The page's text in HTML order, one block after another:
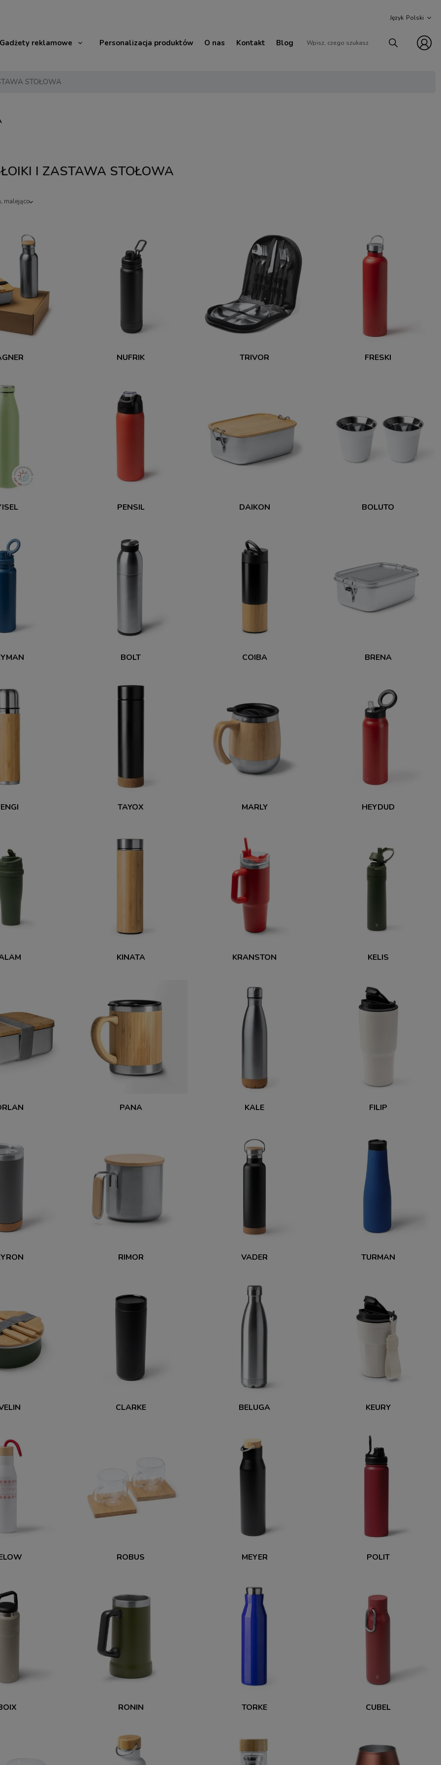
Język
reklamowe Personalizacja produktów O nas Kontakt Blog
STOŁOWA
I ZASTAWA STOŁOWA
NUFRIK TRIVOR FRESKI
PENSIL DAIKON BOLUTO
BOLT COIBA BRENA
TAYOX MARLY HEYDUD
KINATA KRANSTON KELIS
PANA KALE FILIP
RIMOR VADER TURMAN
CLARKE BELUGA KEURY
ROBUS MEYER POLIT
RONIN TORKE CUBEL